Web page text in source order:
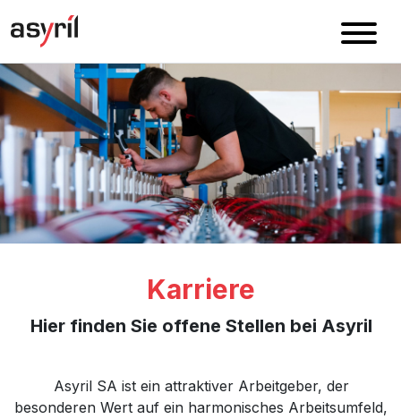
Karriere
Hier finden Sie offene Stellen bei Asyril
Asyril SA ist ein attraktiver Arbeitgeber, der
besonderen Wert auf ein harmonisches Arbeitsumfeld,